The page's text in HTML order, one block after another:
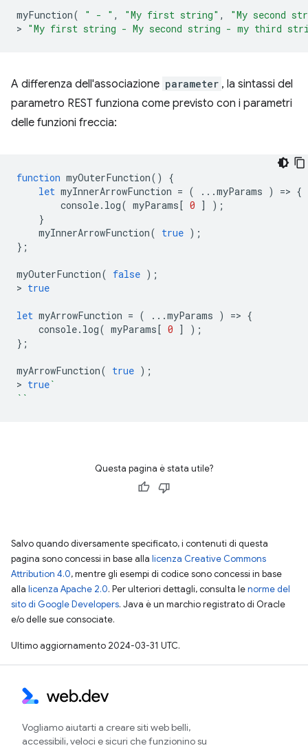
myFunction( " - " , "My first string" ,
"My second
> "My first string - My second string - my third
A differenza dell'associazione parameter , la sintassi del
parametro REST funziona come previsto con i parametri
delle funzioni freccia:
function myOuterFunction()
{
let myInnerArrowFunction = ( ...myParams ) => {
console. log( myParams[ 0 ]
);
}
myInnerArrowFunction( true );
};
myOuterFunction( false );
> true
let myArrowFunction = ( ...myParams ) => {
console. log( myParams[ 0 ]
);
};
myArrowFunction( true );
> true`
``
Questa pagina è stata utile?
Salvo quando diversamente specificato, i contenuti di questa
pagina sono concessi in base alla licenza Creative Commons
Attribution 4.0, mentre gli esempi di codice sono concessi in base
alla licenza Apache 2.0. Per ulteriori dettagli, consulta lenorme del
sito di Google Developers. Java è un marchio registrato di Oracle
e/o delle sue consociate.
Ultimo aggiornamento 2024-03-31 UTC.
Vogliamo aiutarti a creare siti web belli,
accessibili, veloci e sicuri che funzionino su